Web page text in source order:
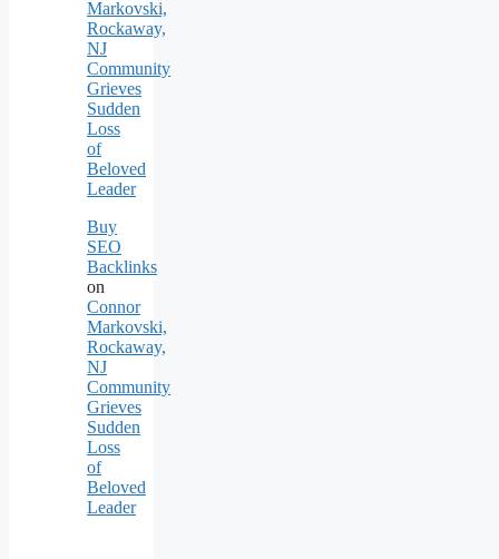
Markovski,
Rockaway,
NJ
Community
Grieves
Sudden
Loss
of
Beloved
Leader
Buy
SEO
Backlinks
on
Connor
Markovski,
Rockaway,
NJ
Community
Grieves
Sudden
Loss
of
Beloved
Leader